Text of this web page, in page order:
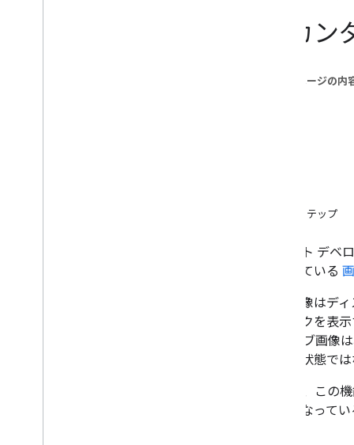
セカ
このページの内
次のステップ
キャスト デベ
トされている
サブ画像はデ
フィックを表
す。 サブ画像
イドル状態では
は、この
有効になって